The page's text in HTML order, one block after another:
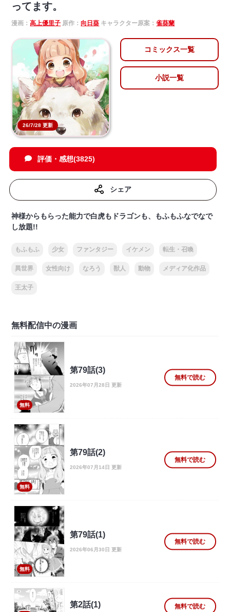
ってます。
漫画：高上優里子 原作：向日葵 キャラクター原案：雀葵蘭
26/7/28 更新
コミックス一覧
小説一覧
評価・感想(3825)
シェア
神様からもらった能力で白虎もドラゴンも、もふもふなでなで
し放題!!
もふもふ 少女 ファンタジー イケメン 転生・召喚
異世界 女性向け なろう 獣人 動物 メディア化作品
王太子
無料配信中の漫画
無料
第79話(3)
2026年07月28日 更新
無料で読む
無料
第79話(2)
2026年07月14日 更新
無料で読む
無料
第79話(1)
2026年06月30日 更新
無料で読む
第2話(1) 無料で読む